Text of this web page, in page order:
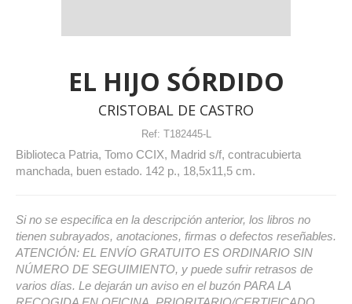
EL HIJO SÓRDIDO
CRISTOBAL DE CASTRO
Ref: T182445-L
Biblioteca Patria, Tomo CCIX, Madrid s/f, contracubierta
manchada, buen estado. 142 p., 18,5x11,5 cm.
Si no se especifica en la descripción anterior, los libros no
tienen subrayados, anotaciones, firmas o defectos reseñables.
ATENCIÓN: EL ENVÍO GRATUITO ES ORDINARIO SIN
NÚMERO DE SEGUIMIENTO, y puede sufrir retrasos de
varios días. Le dejarán un aviso en el buzón PARA LA